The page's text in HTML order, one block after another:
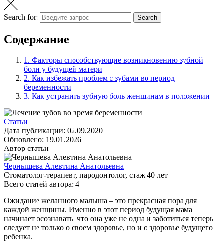
Search for: Search
Содержание
1. Факторы способствующие возникновению зубной
боли у будущей матери
2. Как избежать проблем с зубами во период
беременности
3. Как устранить зубную боль женщинам в положении
Статьи
Дата публикации: 02.09.2020
Обновлено: 19.01.2026
Автор статьи
Чернышева Алевтина Анатольевна
Стоматолог-терапевт, пародонтолог, стаж 40 лет
Всего статей автора: 4
Ожидание желанного малыша – это прекрасная пора для
каждой женщины. Именно в этот период будущая мама
начинает осознавать, что она уже не одна и заботиться теперь
следует не только о своем здоровье, но и о здоровье будущего
ребенка.